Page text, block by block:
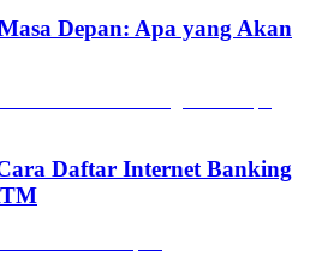
Depan: Apa yang Akan
Daftar Internet Banking